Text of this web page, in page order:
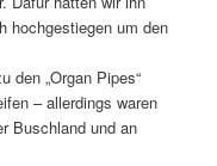
hochgestiegen um den
den „Organ Pipes“
– allerdings waren
Buschland und an